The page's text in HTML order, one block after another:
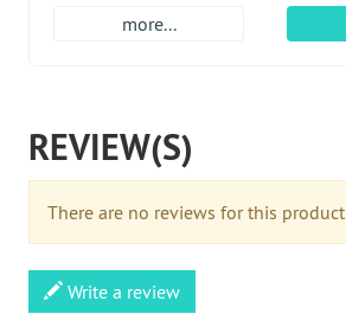
more...
REVIEW(S)
There are no reviews for this product
Write a review